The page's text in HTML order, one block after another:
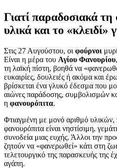
Γιατί παραδοσιακά
υλικά και το «κλειδί»
Στις 27 Αυγούστου, οι φούρνοι
Είναι η μέρα του Αγίου Φανουρίου
τη λαϊκή πίστη, βοηθά να
ευκαιρίες, δουλειές ή ακόμα και
βρίσκεται ένα γλυκό έδεσμα που
αιώνες παράδοσης, συμβολισμών
η φανουρόπιτα.
Φτιαγμένη με μονό αριθμό
φανουρόπιτα είναι νηστίσιμη,
συνοδεία μιας ευχής. Άλλοι την
ζητούν να «φανερωθεί» κάτι στη
τελετουργικό της παρασκευής της
αγάπη.